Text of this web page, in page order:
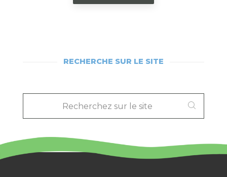
RECHERCHE SUR LE SITE
RECHERCHEZ
LE
SITE